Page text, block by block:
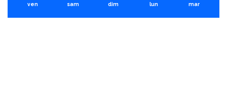
ven sam dim lun mar